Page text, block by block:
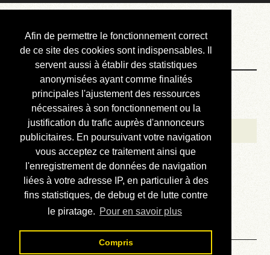
Afin de permettre le fonctionnement correct
de ce site des cookies sont indispensables. Il
servent aussi à établir des statistiques
anonymisées ayant comme finalités
principales l'ajustement des ressources
nécessaires à son fonctionnement ou la
justification du trafic auprès d'annonceurs
publicitaires. En poursuivant votre navigation
vous acceptez ce traitement ainsi que
l'enregistrement de données de navigation
liées à votre adresse IP, en particulier à des
fins statistiques, de debug et de lutte contre
le piratage. Pour en savoir plus
Compris
Courbis, « LE »
Blog Officiel
Bienvenue
Réalisations
Divers (et d’été)
Annonces
Liens externes
Téléchargement
Contact